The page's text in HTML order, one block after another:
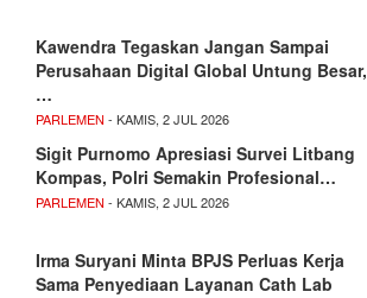
Kawendra Tegaskan Jangan Sampai
Perusahaan Digital Global Untung Besar,
…
PARLEMEN - KAMIS, 2 JUL 2026
Sigit Purnomo Apresiasi Survei Litbang
Kompas, Polri Semakin Profesional…
PARLEMEN - KAMIS, 2 JUL 2026
Irma Suryani Minta BPJS Perluas Kerja
Sama Penyediaan Layanan Cath Lab